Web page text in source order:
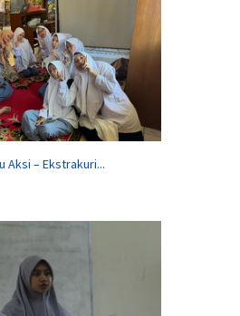
Aksi – Ekstrakuri...